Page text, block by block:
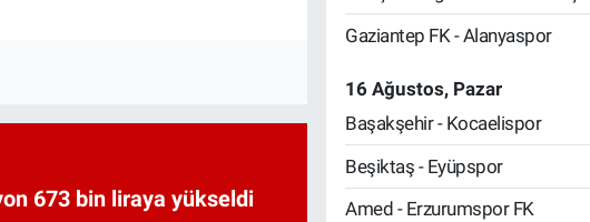
673 bin liraya yükseldi
Gaziantep FK - Alanyaspor
16 Ağustos, Pazar
Başakşehir - Kocaelispor
Beşiktaş - Eyüpspor
Amed - Erzurumspor FK